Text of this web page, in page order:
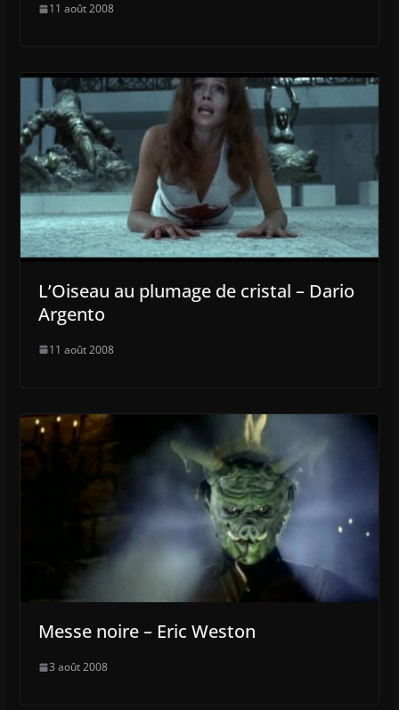
11 août 2008
L’Oiseau au plumage de cristal – Dario
Argento
11 août 2008
Messe noire – Eric Weston
3 août 2008